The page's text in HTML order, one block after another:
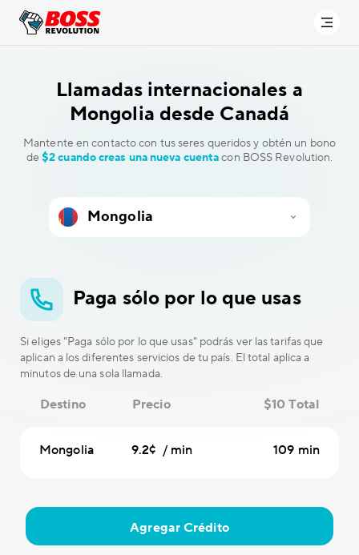
Llamadas internacionales a
Mongolia desde Canadá
Mantente en contacto con tus seres queridos y obtén un bono
de $2 cuando creas una nueva cuentacon BOSS Revolution.
Paga sólo por lo que usas
Si eliges "Paga sólo por lo que usas" podrás ver las tarifas que
aplican a los diferentes servicios de tu país. El total aplica a
minutos de una sola llamada.
Destino Precio $10 Total
Mongolia 9.2¢ / min 109 min
Agregar Crédito